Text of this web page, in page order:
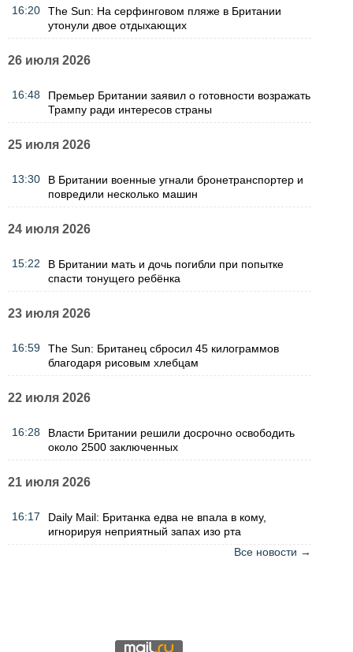
16:20
The Sun: На серфинговом пляже в Британии
утонули двое отдыхающих
26 июля 2026
16:48
Премьер Британии заявил о готовности возражать
Трампу ради интересов страны
25 июля 2026
13:30
В Британии военные угнали бронетранспортер и
повредили несколько машин
24 июля 2026
15:22
В Британии мать и дочь погибли при попытке
спасти тонущего ребёнка
23 июля 2026
16:59
The Sun: Британец сбросил 45 килограммов
благодаря рисовым хлебцам
22 июля 2026
16:28
Власти Британии решили досрочно освободить
около 2500 заключенных
21 июля 2026
16:17
Daily Mail: Британка едва не впала в кому,
игнорируя неприятный запах изо рта
Все новости →